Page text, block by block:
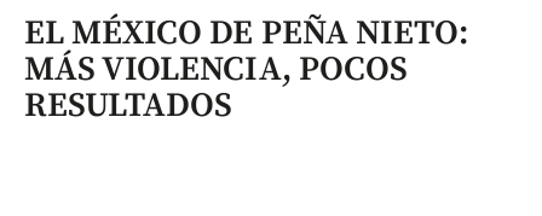
EL MÉXICO DE PEÑA NIETO:
MÁS VIOLENCIA, POCOS
RESULTADOS